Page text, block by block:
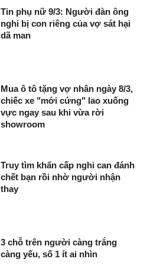
Tin phụ nữ 9/3: Người đàn ông
nghi bị con riêng của vợ sát hại
dã man
Mua ô tô tặng vợ nhân ngày 8/3,
chiếc xe "mới cứng" lao xuống
vực ngay sau khi vừa rời
showroom
Truy tìm khẩn cấp nghi can đánh
chết bạn rồi nhờ người nhận
thay
3 chỗ trên người càng trắng
càng yếu, số 1 ít ai nhìn